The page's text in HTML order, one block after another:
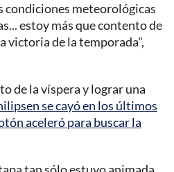
condiciones meteorológicas
estoy más que contento de
victoria de la temporada",
de la víspera y lograr una
se cayó en los últimos
aceleró para buscar la